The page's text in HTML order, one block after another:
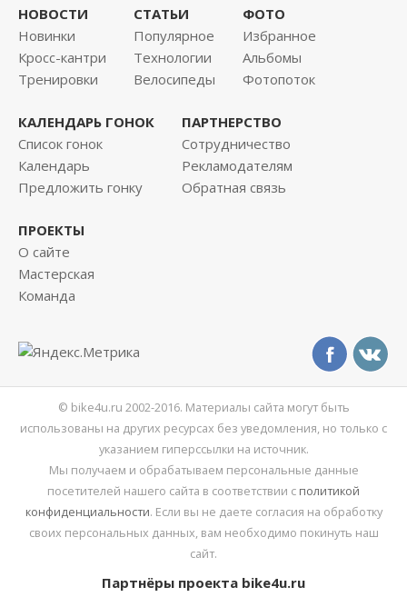
НОВОСТИ
Новинки
Кросс-кантри
Тренировки
СТАТЬИ
Популярное
Технологии
Велосипеды
ФОТО
Избранное
Альбомы
Фотопоток
КАЛЕНДАРЬ ГОНОК
Список гонок
Календарь
Предложить гонку
ПАРТНЕРСТВО
Сотрудничество
Рекламодателям
Обратная связь
ПРОЕКТЫ
О сайте
Мастерская
Команда
© bike4u.ru 2002-2016. Материалы сайта могут быть
использованы на других ресурсах без уведомления, но только с
указанием гиперссылки на источник.
Мы получаем и обрабатываем персональные данные
посетителей нашего сайта в соответствии с политикой
конфиденциальности. Если вы не даете согласия на обработку
своих персональных данных, вам необходимо покинуть наш
сайт.
Партнёры проекта bike4u.ru